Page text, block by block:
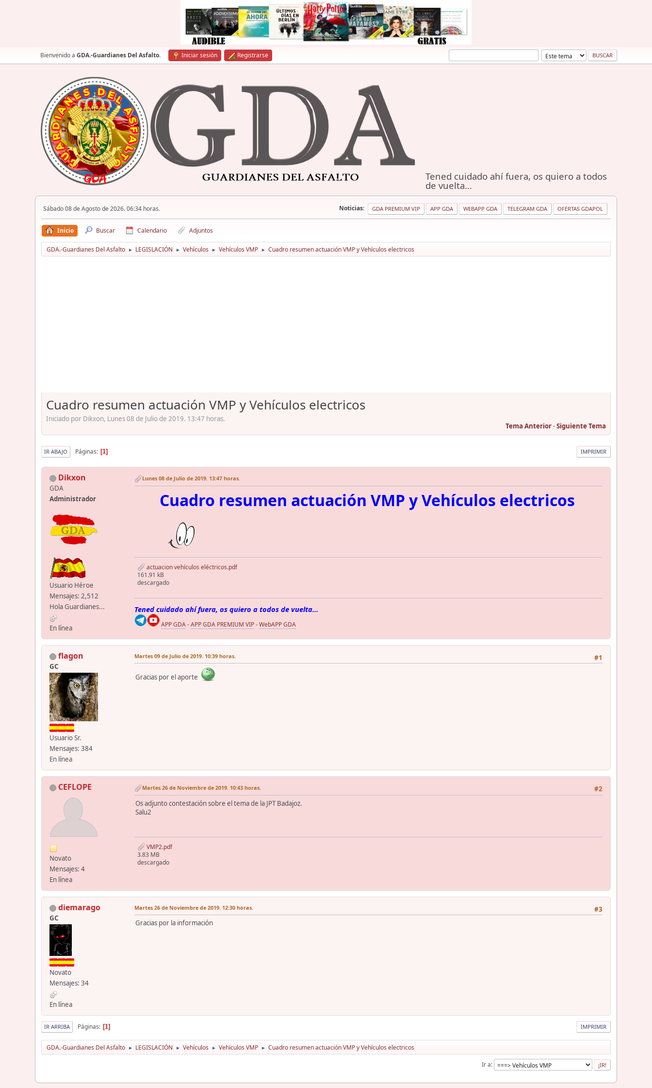
Bienvenido a GDA.-Guardianes Del Asfalto. Iniciar sesión Registrarse
Tened cuidado ahí fuera, os quiero a todos
de vuelta...
Sábado 08 de Agosto de 2026. 06:34 horas. Noticias: GDA PREMIUM VIP APP GDA WEBAPP GDA TELEGRAM GDA OFERTAS GDAPOL
Inicio Buscar Calendario Adjuntos
GDA.-Guardianes Del Asfalto ► LEGISLACIÓN ► Vehículos ► Vehículos VMP ► Cuadro resumen actuación VMP y Vehículos electricos
Cuadro resumen actuación VMP y Vehículos electricos
Iniciado por Dikxon, Lunes 08 de Julio de 2019. 13:47 horas.
Tema Anterior-Siguiente Tema
IMPRIMIR
IR ABAJO Páginas 1
Dikxon
GDA
Administrador
Usuario Héroe
Mensajes: 2,512
Hola Guardianes...
En línea
Lunes 08 de Julio de 2019. 13:47 horas.
Cuadro resumen actuación VMP y Vehículos electricos
actuacion vehículos eléctricos.pdf
161.91 kB
descargado
Tened cuidado ahí fuera, os quiero a todos de vuelta...
APP GDA-APP GDA PREMIUM VIP-WebAPP GDA
flagon
GC
Usuario Sr.
Mensajes: 384
En línea
#1
Martes 09 de Julio de 2019. 10:39 horas.
Gracias por el aporte
CEFLOPE
Novato
Mensajes: 4
En línea
#2
Martes 26 de Noviembre de 2019. 10:43 horas.
Os adjunto contestación sobre el tema de la JPT Badajoz.
Salu2
VMP2.pdf
3.83 MB
descargado
diemarago
GC
Novato
Mensajes: 34
En línea
#3
Martes 26 de Noviembre de 2019. 12:30 horas.
Gracias por la información
IMPRIMIR
IR ARRIBA Páginas 1
GDA.-Guardianes Del Asfalto ► LEGISLACIÓN ► Vehículos ► Vehículos VMP ► Cuadro resumen actuación VMP y Vehículos electricos
Ir a